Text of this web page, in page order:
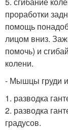
проработки
помощь
лицом вниз.
помочь) и
колени.
- Мышцы груди
1. разводка
2. разводка
градусов.